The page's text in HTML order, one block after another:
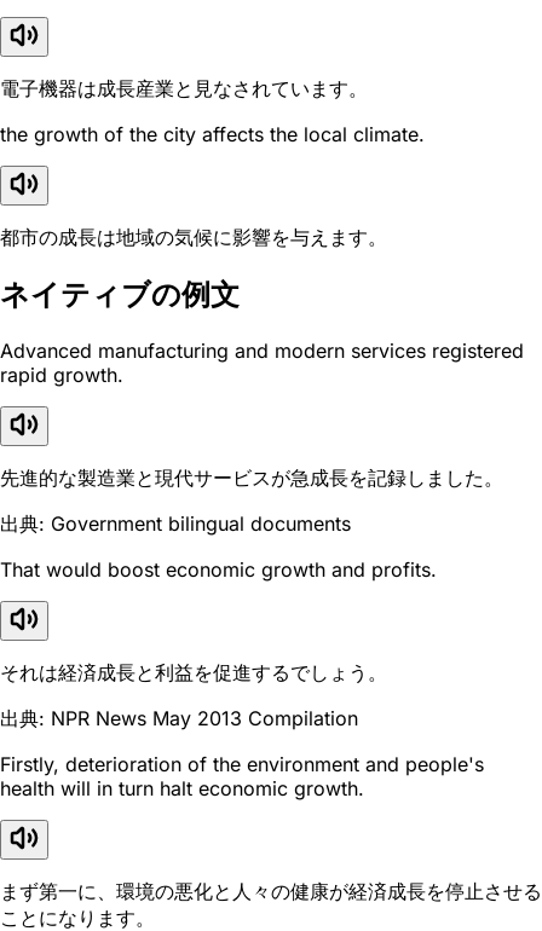
電子機器は成長産業と見なされています。
the growth of the city affects the local climate.
都市の成長は地域の気候に影響を与えます。
ネイティブの例文
Advanced manufacturing and modern services registered
rapid growth.
先進的な製造業と現代サービスが急成長を記録しました。
出典: Government bilingual documents
That would boost economic growth and profits.
それは経済成長と利益を促進するでしょう。
出典: NPR News May 2013 Compilation
Firstly, deterioration of the environment and people's
health will in turn halt economic growth.
まず第一に、環境の悪化と人々の健康が経済成長を停止させる
ことになります。